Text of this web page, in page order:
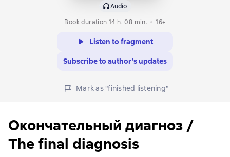
Audio
Book duration 14 h. 08 min.
16+
Listen to fragment
Subscribe to author’s updates
Mark as "finished listening"
Окончательный диагноз /
The final diagnosis